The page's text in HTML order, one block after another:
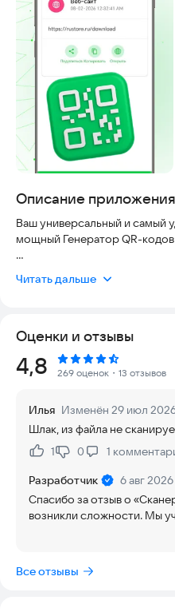
Описание приложения
Ваш универсальный и самый
мощный Генератор QR-
QR и создание QR-кода
задач, бизнеса и путешествий.
✨ ВОЗМОЖНОСТИ
Наведите камеру — и наш
мгновенно распознает код.
приложение для
или с бумаги. Мы
сканирования: ссылками,
Безопасное сканирование
перед открытием ссылки мы
Нужен генератор QR-кодов
Читать дальше
Оценки и отзывы
Рейтинг:
4,8 269 оценок ・13 отзывов
Илья Изменён 29 июл
Шлак, из файла не
Нравится:
1Не нравится:
0 1
Разработчик
6 авг 2026
Спасибо за отзыв о
возникли сложности. Мы
Все отзывы